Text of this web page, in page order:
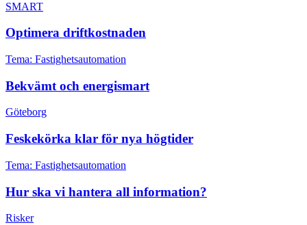
SMART
Optimera driftkostnaden
Tema: Fastighetsautomation
Bekvämt och energismart
Göteborg
Feskekörka klar för nya högtider
Tema: Fastighetsautomation
Hur ska vi hantera all information?
Risker